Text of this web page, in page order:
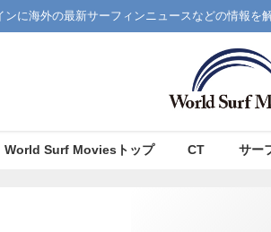
ンに海外の最新サーフィンニュースなどの情報
World Surf Moviesトップ CT サー